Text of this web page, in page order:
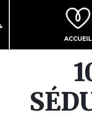
ACCUEIL